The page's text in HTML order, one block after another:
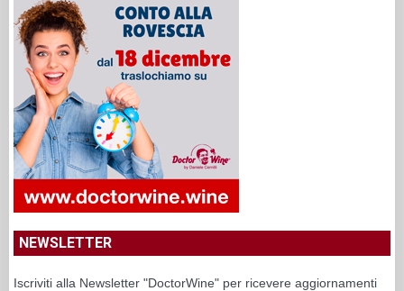
NEWSLETTER
Iscriviti alla Newsletter "DoctorWine" per ricevere aggiornamenti